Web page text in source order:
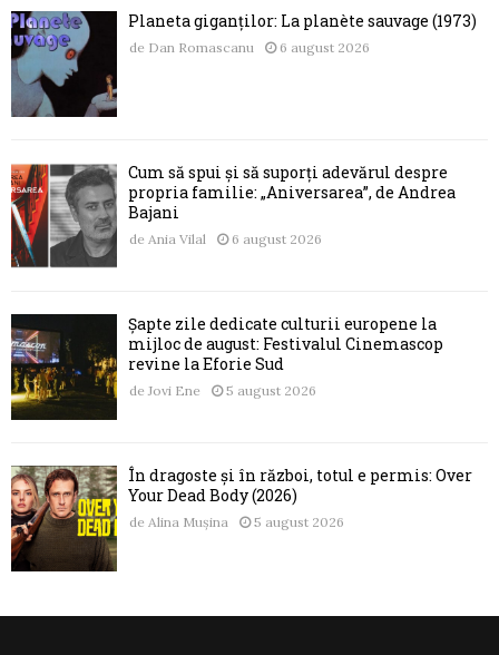
Planeta giganților: La planète sauvage (1973)
de Dan Romascanu 6 august 2026
Cum să spui și să suporți adevărul despre
propria familie: „Aniversarea”, de Andrea
Bajani
de Ania Vilal 6 august 2026
Șapte zile dedicate culturii europene la
mijloc de august: Festivalul Cinemascop
revine la Eforie Sud
de Jovi Ene 5 august 2026
În dragoste și în război, totul e permis: Over
Your Dead Body (2026)
de Alina Mușina 5 august 2026